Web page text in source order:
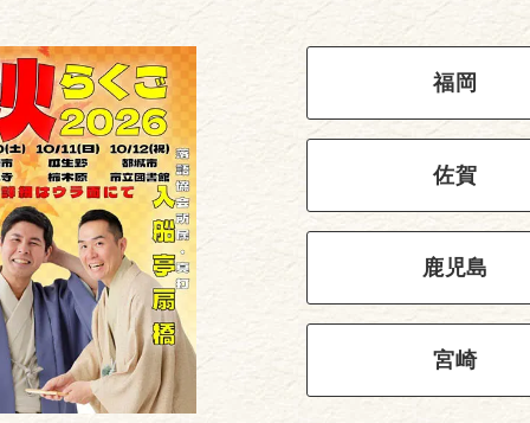
福岡
佐賀
鹿児島
宮崎